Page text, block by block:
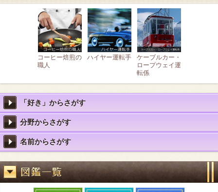
コーヒー焙煎の
職人
ハイヤー運転手
ケーブルカー・
ロープウェイ運
転係
「好き」からさがす
分野からさがす
名前からさがす